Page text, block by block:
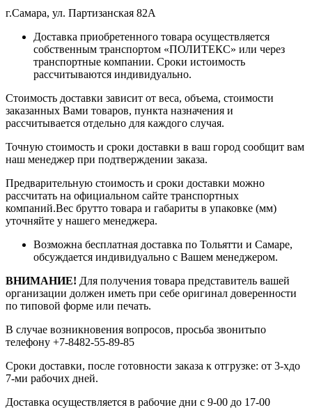
г.Самара, ул. Партизанская 82А
Доставка приобретенного товара осуществляется
собственным транспортом «ПОЛИТЕКС» или через
транспортные компании. Сроки истоимость
рассчитываются индивидуально.
Стоимость доставки зависит от веса, объема, стоимости
заказанных Вами товаров, пункта назначения и
рассчитывается отдельно для каждого случая.
Точную стоимость и сроки доставки в ваш город сообщит вам
наш менеджер при подтверждении заказа.
Предварительную стоимость и сроки доставки можно
рассчитать на официальном сайте транспортных
компаний.Вес брутто товара и габариты в упаковке (мм)
уточняйте у нашего менеджера.
Возможна бесплатная доставка по Тольятти и Самаре,
обсуждается индивидуально с Вашем менеджером.
ВНИМАНИЕ! Для получения товара представитель вашей
организации должен иметь при себе оригинал доверенности
по типовой форме или печать.
В случае возникновения вопросов, просьба звонитьпо
телефону +7-8482-55-89-85
Сроки доставки, после готовности заказа к отгрузке: от 3-хдо
7-ми рабочих дней.
Доставка осуществляется в рабочие дни с 9-00 до 17-00